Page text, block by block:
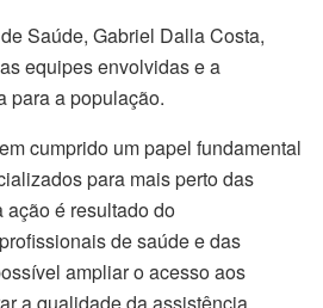
Saúde, Gabriel Dalla Costa,
equipes envolvidas e a
para a população.
cumprido um papel fundamental
para mais perto das
ação é resultado do
de saúde e das
ampliar o acesso aos